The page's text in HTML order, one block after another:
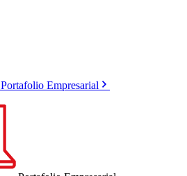
Portafolio Empresarial